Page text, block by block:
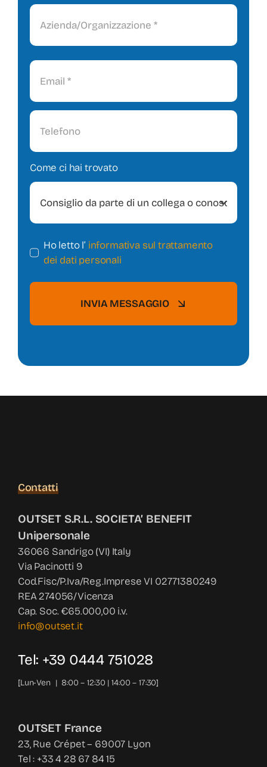
Come ci hai trovato
Ho letto l’ informativa sul trattamento
dei dati personali
INVIA MESSAGGIO
Contatti
OUTSET S.R.L. SOCIETA’ BENEFIT
Unipersonale
36066 Sandrigo (VI) Italy
Via Pacinotti 9
Cod.Fisc/P.Iva/Reg.Imprese VI 02771380249
REA 274056/Vicenza
Cap. Soc. €65.000,00 i.v.
info@outset.it
Tel: +39 0444 751028
[Lun-Ven | 8:00 – 12:30 | 14:00 – 17:30]
OUTSET France
23, Rue Crépet – 69007 Lyon
Tel : +33 4 28 67 84 15